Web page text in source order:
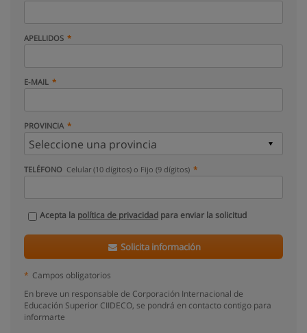
APELLIDOS
E-MAIL
PROVINCIA
TELÉFONO Celular (10 dígitos) o Fijo (9 dígitos)
Acepta la política de privacidad para enviar la solicitud
Solicita información
* Campos obligatorios
En breve un responsable de Corporación Internacional de
Educación Superior CIIDECO, se pondrá en contacto contigo para
informarte